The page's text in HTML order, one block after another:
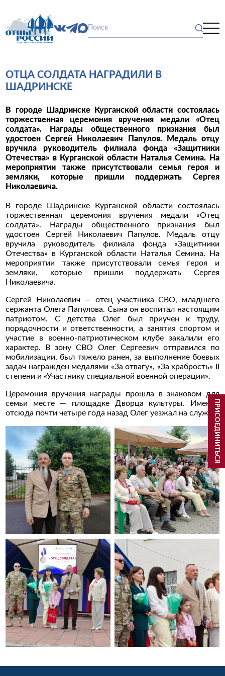
ОТЦА СОЛДАТА НАГРАДИЛИ В
ШАДРИНСКЕ
В городе Шадринске Курганской области состоялась
торжественная церемония вручения медали «Отец
солдата». Награды общественного признания был
удостоен Сергей Николаевич Папулов. Медаль отцу
вручила руководитель филиала фонда «Защитники
Отечества» в Курганской области Наталья Семина. На
мероприятии также присутствовали семья героя и
земляки, которые пришли поддержать Сергея
Николаевича.
В городе Шадринске Курганской области состоялась
торжественная церемония вручения медали «Отец
солдата». Награды общественного признания был
удостоен Сергей Николаевич Папулов. Медаль отцу
вручила руководитель филиала фонда «Защитники
Отечества» в Курганской области Наталья Семина. На
мероприятии также присутствовали семья героя и
земляки, которые пришли поддержать Сергея
Николаевича.
Сергей Николаевич — отец участника СВО, младшего
сержанта Олега Папулова. Сына он воспитал настоящим
патриотом. С детства Олег был приучен к труду,
порядочности и ответственности, а занятия спортом и
участие в военно-патриотическом клубе закалили его
характер. В зону СВО Олег Сергеевич отправился по
мобилизации, был тяжело ранен, за выполнение боевых
задач награжден медалями «За отвагу», «За храбрость» II
степени и «Участнику специальной военной операции».
Церемония вручения награды прошла в знаковом для
семьи месте — площадке Дворца культуры. Именно
отсюда почти четыре года назад Олег уезжал на службу.
ПРИСОЕДИНИТЬСЯ